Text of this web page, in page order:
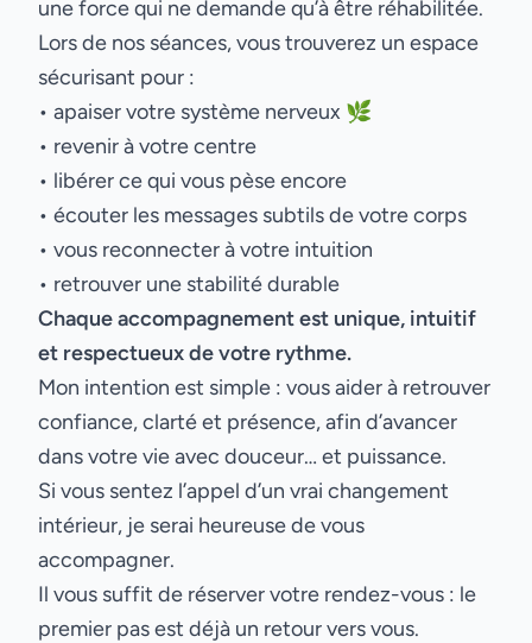
une force qui ne demande qu’à être réhabilitée.
Lors de nos séances, vous trouverez un espace
sécurisant pour :
• apaiser votre système nerveux 🌿
• revenir à votre centre
• libérer ce qui vous pèse encore
• écouter les messages subtils de votre corps
• vous reconnecter à votre intuition
• retrouver une stabilité durable
Chaque accompagnement est unique, intuitif
et respectueux de votre rythme.
Mon intention est simple : vous aider à retrouver
confiance, clarté et présence, afin d’avancer
dans votre vie avec douceur… et puissance.
Si vous sentez l’appel d’un vrai changement
intérieur, je serai heureuse de vous
accompagner.
Il vous suffit de réserver votre rendez-vous : le
premier pas est déjà un retour vers vous.